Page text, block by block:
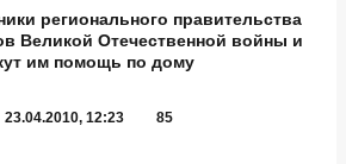
регионального правительства
Великой Отечественной войны и
им помощь по дому
23.04.2010, 12:23 85